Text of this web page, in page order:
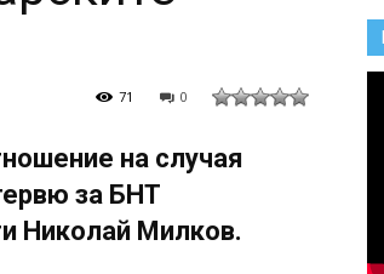
0
71
на случая
за БНТ
Николай Милков.